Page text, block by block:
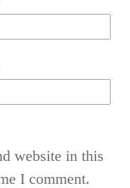
website in this
I comment.